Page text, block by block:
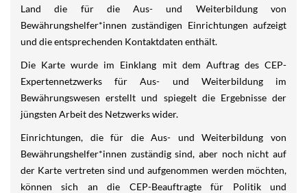
Land die für die Aus- und Weiterbildung von
Bewährungshelfer*innen zuständigen Einrichtungen aufzeigt
und die entsprechenden Kontaktdaten enthält.
Die Karte wurde im Einklang mit dem Auftrag des CEP-
Expertennetzwerks für Aus- und Weiterbildung im
Bewährungswesen erstellt und spiegelt die Ergebnisse der
jüngsten Arbeit des Netzwerks wider.
Einrichtungen, die für die Aus- und Weiterbildung von
Bewährungshelfer*innen zuständig sind, aber noch nicht auf
der Karte vertreten sind und aufgenommen werden möchten,
können sich an die CEP-Beauftragte für Politik und